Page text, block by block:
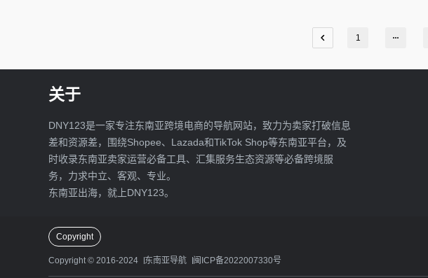
1
关于
DNY123是一家专注东南亚跨境电商的导航网站，致力为卖家打破信息
差和资源差，围绕Shopee、Lazada和TikTok Shop等东南亚平台，及
时收录东南亚卖家运营必备工具、汇集服务生态资源等必备跨境服
务，力求中立、客观、专业。
东南亚出海，就上DNY123。
Copyright
Copyright © 2016-2024 东南亚导航 闽ICP备2022007330号